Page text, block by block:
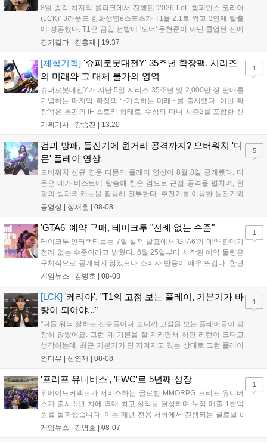
8일 종각 치지직 롤파크에서 진행된 '2026 LoL 챔피언스 코리아
(LCK)' 3라운드 한화생명e스포츠가 T1을 2:1로 꺾고 3연패 탈출
에 성공했다. T1은 금일 선발에 '오너' 문현준이 아닌 콜업된 신예
'페인터' 김은후를 투입했지만, 결국 1:2로 패배하고 말았다. T1은
을 빼냈다....
경기결과 | 김홍제 19:37
[체험기획] '슈퍼로봇대전Y' 35주년 확장팩, 시리즈
의 미래와 그 대체 불가의 영역
슈퍼로봇대전Y가 지난 5일 시리즈 35주년 및 2,000만 장 판매를
기념하는 마지막 확장팩 ‘~가속하는 미래~’를 출시했다. 이번 확
장팩은 본편의 IF 스토리 형태로, 수성의 마녀 시즌2를 포함한 신
규 참전작과 크로스오버 합체기를 선보이며 작품을 완결 짓는다.
하는 몰입감 있는 서사와 조합을 구현하며 시리즈의 미래를 향한
새로운 가능성을 제시했다....
기획기사 | 강승진 13:20
1
검과 방패, 돌진기에 원거리 공격까지? 오버워치 '디
몬' 플레이 영상
오버워치 신규 영웅 디몬의 플레이 영상이 8월 8일 공개됐다. 디
몬은 메카 비스트에 탑승해 한손 검으로 근접 공격을 펼치며, 왼
팔의 방패와 캐논을 활용해 전투한다. 추진기를 이용한 돌진기와
참격 형태의 궁극기를 보유했고, 메카 파괴 시 맨몸으로 기관총을
산의 영웅들 업데이트를 통해 정식 출시될 예정이다....
동영상 | 정재훈 08-08
5
'GTA6' 예약 구매, 테이크투 "전례 없는 수준"
테이크투 인터랙티브는 7일 실적 발표에서 'GTA6'의 예약 판매가
전례 없는 수준이라고 밝혔다. 6월 25일부터 시작된 예약 물량은
구체적으로 공개되지 않았으나 소비자 반응이 매우 뜨겁다. 한편
11월 19일 PS5와 Xbox 시리즈 X|S로 정식 출시될 예정이며, 록
상 'Grand Theft Auto VI: An Extended Look'을 최초 공개할 계획
이다....
게임뉴스 | 김병호 08-08
1
[LCK] '케리아', "T1의 고점 보는 플레이, 기본기가 바
탕이 되어야..."
"다들 워낙 잘하는 선수들이다 보니까 고점을 보는 플레이들이 굉
장히 많았어요. 그런 게 기본을 잘 지키면서 하면 리턴이 크다고
생각하는데, 최근 기본기가 안 지켜지고 있는 상태로 그런 플레이
를 추구하다 보니까 팀적으로 안 좋은 사고가 계속 많이 났던 것
LoL 챔피언스 코리아(LCK)'...
인터뷰 | 신연재 08-08
1
'프리프 유니버스', 'FWC'로 5년째 성장
위메이드커넥트가 서비스하는 글로벌 MMORPG 프리프 유니버
스가 출시 5년 차에 역대 최고 실적을 달성하며 누적 매출 1천억
원을 돌파했습니다. 이는 매년 전용 서버에서 진행되는 글로벌 e
스포츠 대회 FWC의 영향이 큽니다. FWC는 이용자가 동일한 조
게임뉴스 | 김병호 08-07
1